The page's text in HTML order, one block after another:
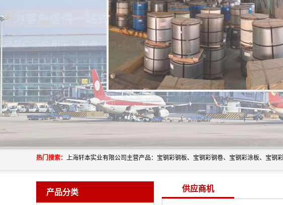
热门搜索：
产品分类 供应商机